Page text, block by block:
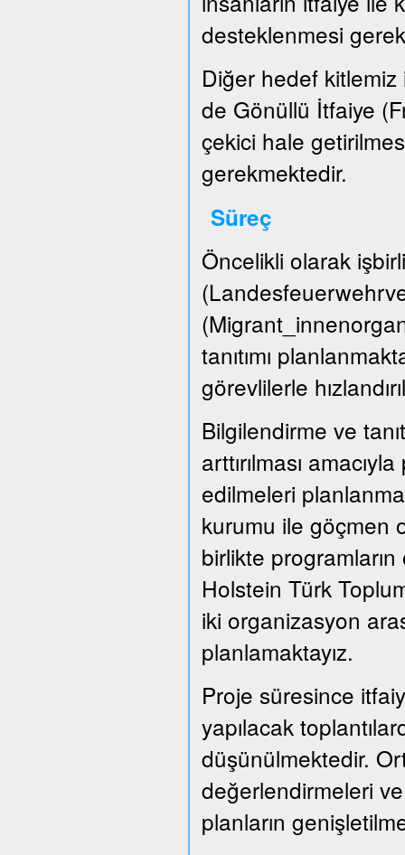
desteklenmesi
Diğer hedef
de Gönüllü İtfaiye
çekici hale
gerekmektedir.
Süreç
Öncelikli olarak
tanıtımı
görevlilerle
Bilgilendirme ve
arttırılması
edilmeleri
kurumu ile göçmen
birlikte
Holstein Türk
iki organizasyon
planlamaktayız.
Proje süresince
yapılacak
düşünülmektedir.
değerlendirmeleri
planların